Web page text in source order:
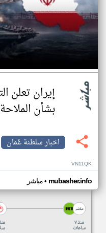
إيران تعلن
بشأن
اخبار سلطنة عُمان
VN11QK
مباشر• mubasher.info
منذ ٧
ساعات